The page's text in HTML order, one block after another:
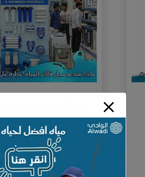
المياه؟ نظرة
المنتجات
لا توجد تعليقات